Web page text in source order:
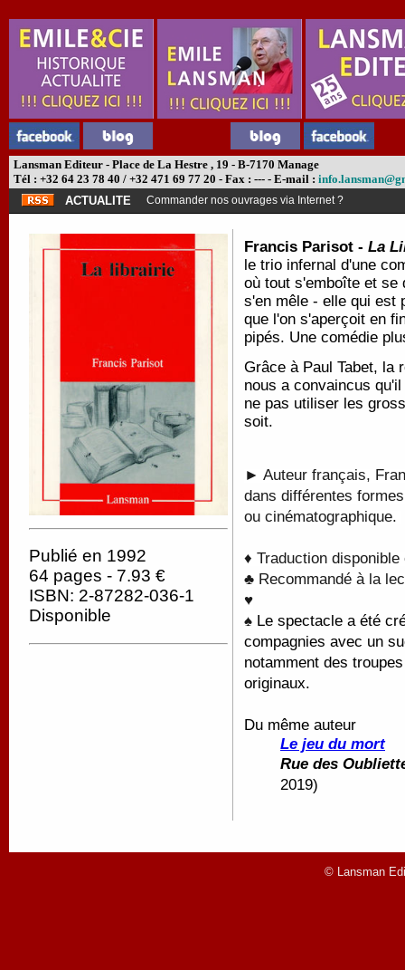
Lansman Editeur - Place de La Hestre , 19 - B-7170 Manage
Tél : +32 64 23 78 40 / +32 471 69 77 20 - Fax : --- - E-mail :
ACTUALITE
Commander nos ouvrages via Internet ?
Publié en 1992
64 pages - 7.93 €
ISBN: 2-87282-036-1
Disponible
Francis Parisot - La
le trio infernal d'une
où tout s'emboîte et se
s'en mêle - elle qui est
que l'on s'aperçoit en
pipés. Une comédie
Grâce à Paul Tabet, la
nous a convaincus
ne pas utiliser les
soit.
► Auteur français,
dans différentes
ou cinématographique.
♦ Traduction
♣ Recommandé à la
♥
♠ Le spectacle a été
compagnies avec un
notamment des
originaux.
Du même auteur
Le jeu du mort
Rue des
2019)
© Lansman